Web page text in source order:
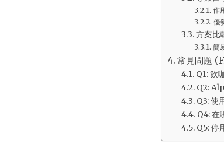
作
優
方案比
簡
常見問題
Q1: 飲
Q2:
Q3: 使
Q4: 在
Q5: 停